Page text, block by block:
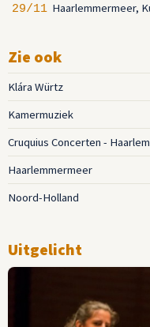
29/11 Haarlemmermeer,
Zie ook
Klára Würtz
Kamermuziek
Cruquius Concerten -
Haarlemmermeer
Noord-Holland
Uitgelicht